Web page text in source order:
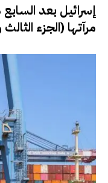
إسرائيل بعد
مرآتها (الجزء الثالث